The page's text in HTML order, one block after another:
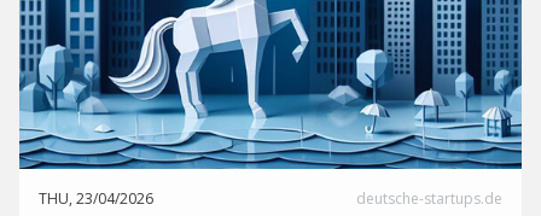
THU, 23/04/2026 deutsche-startups.de